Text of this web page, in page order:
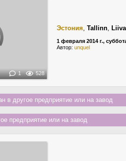
1 528
Эстония, Tallinn,
1 февраля 2014 г.,
Автор: unquel
в другое предприятие или на завод
предприятие или на завод